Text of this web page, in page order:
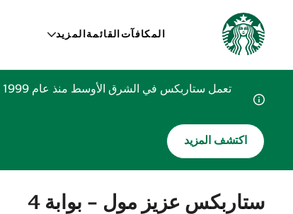
المكافآت القائمة المزيد
اكتشف المزيد
ستاربكس عزيز مول - بوابة 4